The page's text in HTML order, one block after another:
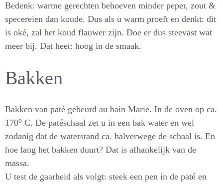
Bedenk: warme gerechten behoeven minder peper, zout &
specereien dan koude. Dus als u warm proeft en denkt: dit
is oké, zal het koud flauwer zijn. Doe er dus steevast wat
meer bij. Dat heet: hoog in de smaak.
Bakken
Bakken van paté gebeurd au bain Marie. In de oven op ca.
170o C. De patéschaal zet u in een bak water en wel
zodanig dat de waterstand ca. halverwege de schaal is. En
hoe lang het bakken duurt? Dat is afhankelijk van de
massa.
U test de gaarheid als volgt: steek een pen in de paté en